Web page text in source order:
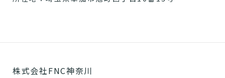
株式会社FNC神奈川